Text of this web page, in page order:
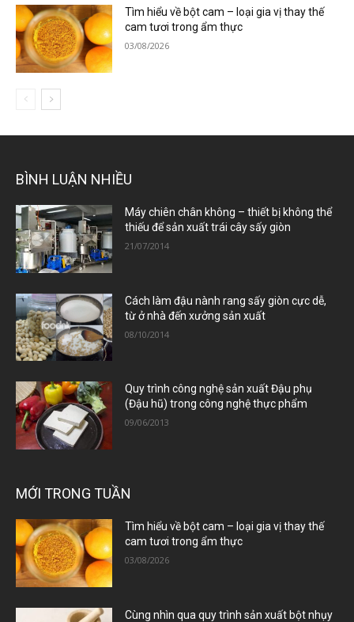
Tìm hiểu về bột cam – loại gia vị thay thế
cam tươi trong ẩm thực
03/08/2026
BÌNH LUẬN NHIỀU
Máy chiên chân không – thiết bị không thể
thiếu để sản xuất trái cây sấy giòn
21/07/2014
Cách làm đậu nành rang sấy giòn cực dễ,
từ ở nhà đến xưởng sản xuất
08/10/2014
Quy trình công nghệ sản xuất Đậu phụ
(Đậu hũ) trong công nghệ thực phẩm
09/06/2013
MỚI TRONG TUẦN
Tìm hiểu về bột cam – loại gia vị thay thế
cam tươi trong ẩm thực
03/08/2026
Cùng nhìn qua quy trình sản xuất bột nhụy